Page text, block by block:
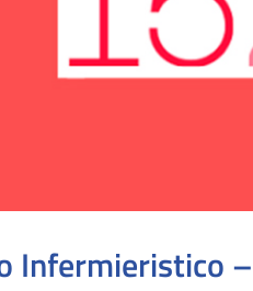
Infermieristico